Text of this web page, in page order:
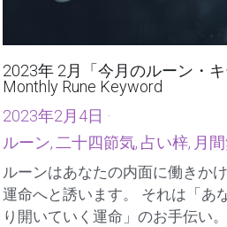
2023年 2月「今月のルーン・キ
Monthly Rune Keyword
2023年2月4日·
ルーン,二十四節気, 占い梓,月